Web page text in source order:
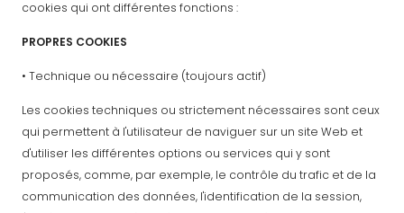
cookies qui ont différentes fonctions :
PROPRES COOKIES
• Technique ou nécessaire (toujours actif)
Les cookies techniques ou strictement nécessaires sont ceux
qui permettent à l'utilisateur de naviguer sur un site Web et
d'utiliser les différentes options ou services qui y sont
proposés, comme, par exemple, le contrôle du trafic et de la
communication des données, l'identification de la session,